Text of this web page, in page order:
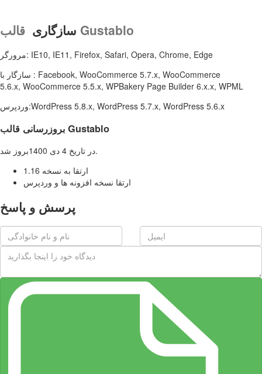
سازگاری قالب Gustablo
مرورگر: IE10, IE11, Firefox, Safari, Opera, Chrome, Edge
سازگار با : Facebook, WooCommerce 5.7.x, WooCommerce
5.6.x, WooCommerce 5.5.x, WPBakery Page Builder 6.x.x, WPML
وردپرس:WordPress 5.8.x, WordPress 5.7.x, WordPress 5.6.x
بروزرسانی قالب Gustablo
در تاریخ 4 دی 1400بروز شد.
ارتقا به نسخه 1.16
ارتقا نسخه افزونه ها و وردپرس
پرسش و پاسخ